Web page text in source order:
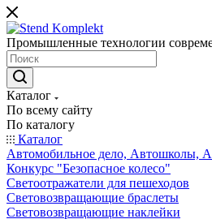
Промышленные технологии
Каталог
По всему сайту
По каталогу
Каталог
Автомобильное дело, Автошколы,
Конкурс "Безопасное колесо"
Светоотражатели для пешеходов
Световозвращающие браслеты
Световозвращающие наклейки